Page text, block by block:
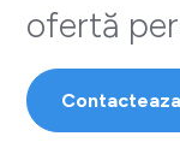
ofertă